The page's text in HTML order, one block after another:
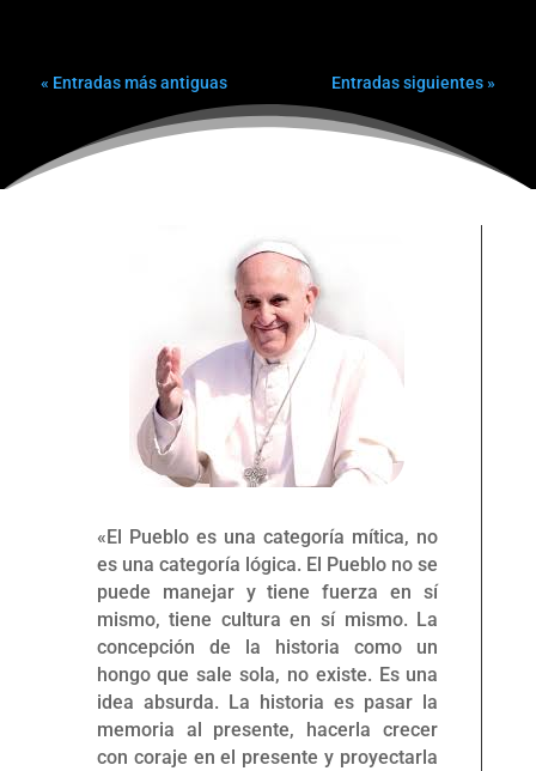
« Entradas más antiguas Entradas siguientes »
«El Pueblo es una categoría mítica, no
es una categoría lógica. El Pueblo no se
puede manejar y tiene fuerza en sí
mismo, tiene cultura en sí mismo. La
concepción de la historia como un
hongo que sale sola, no existe. Es una
idea absurda. La historia es pasar la
memoria al presente, hacerla crecer
con coraje en el presente y proyectarla